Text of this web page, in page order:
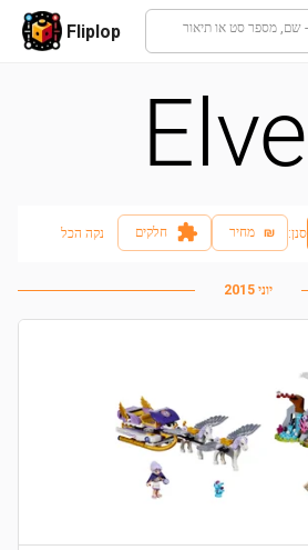
שם, מספר סט או תיאור Fliplop
:סנן ₪ מחיר חלקים נקה הכל
יוני 2015